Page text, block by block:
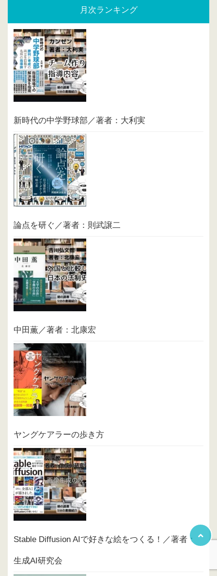
月次ランキング
新時代の中学野球部／著者：大利実
論点を研ぐ／著者：則武譲二
中田薫／著者：北康宏
ヤングケアラーの歩き方
Stable Diffusion AIで好きな絵をつくる！／著者：
生成AI研究会